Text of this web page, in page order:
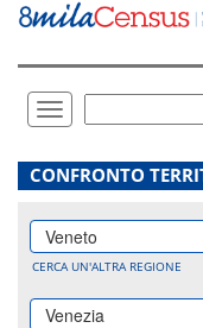
Vai
direttamente
Toggle
navigation
.
CONFRONTO
Veneto
CERCA UN'ALTRA REGIONE
Venezia